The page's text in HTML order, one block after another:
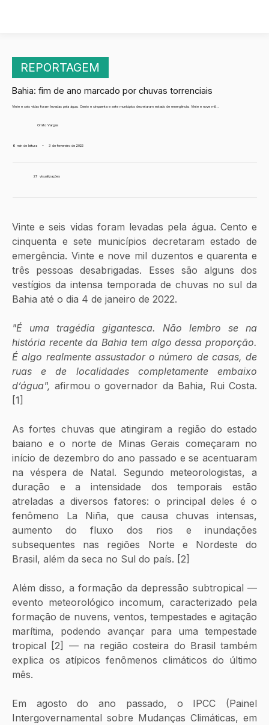
REPORTAGEM
Bahia: fim de ano marcado por chuvas torrenciais
Vinte e seis vidas foram levadas pela água. Cento e cinquenta e sete municípios decretaram estado de emergência. Vinte e nove mil...
Ornito Vargas
6 min de leitura • 3 de fevereiro de 2022
27 visualizações
Vinte e seis vidas foram levadas pela água. Cento e
cinquenta e sete municípios decretaram estado de
emergência. Vinte e nove mil duzentos e quarenta e
três pessoas desabrigadas. Esses são alguns dos
vestígios da intensa temporada de chuvas no sul da
Bahia até o dia 4 de janeiro de 2022.
"É uma tragédia gigantesca. Não lembro se na
história recente da Bahia tem algo dessa proporção.
É algo realmente assustador o número de casas, de
ruas e de localidades completamente embaixo
d’água", afirmou o governador da Bahia, Rui Costa.
[1]
As fortes chuvas que atingiram a região do estado
baiano e o norte de Minas Gerais começaram no
início de dezembro do ano passado e se acentuaram
na véspera de Natal. Segundo meteorologistas, a
duração e a intensidade dos temporais estão
atreladas a diversos fatores: o principal deles é o
fenômeno La Niña, que causa chuvas intensas,
aumento do fluxo dos rios e inundações
subsequentes nas regiões Norte e Nordeste do
Brasil, além da seca no Sul do país. [2]
Além disso, a formação da depressão subtropical —
evento meteorológico incomum, caracterizado pela
formação de nuvens, ventos, tempestades e agitação
marítima, podendo avançar para uma tempestade
tropical [2] — na região costeira do Brasil também
explica os atípicos fenômenos climáticos do último
mês.
Em agosto do ano passado, o IPCC (Painel
Intergovernamental sobre Mudanças Climáticas, em